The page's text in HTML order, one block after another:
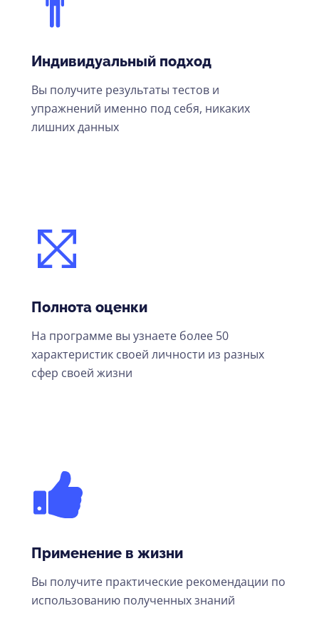
Индивидуальный подход
Вы получите результаты тестов и
упражнений именно под себя, никаких
лишних данных
Полнота оценки
На программе вы узнаете более 50
характеристик своей личности из разных
сфер своей жизни
Применение в жизни
Вы получите практические рекомендации по
использованию полученных знаний